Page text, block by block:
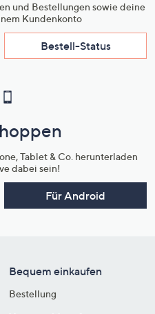
und Bestellungen sowie deine
Kundenkonto
Bestell-Status
Tablet & Co. herunterladen
dabei sein!
Für Android
Bequem einkaufen
Bestellung